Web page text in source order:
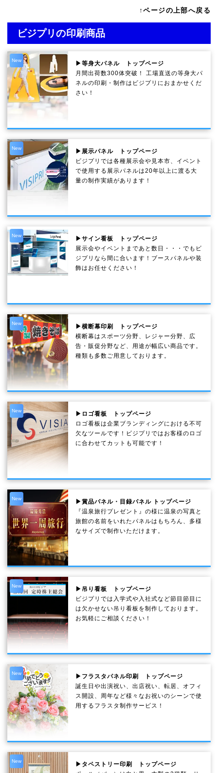
↑ページの上部へ戻る
ビジプリの印刷商品
New
▶等身大パネル トップページ
月間出荷数300体突破！ 工場直送の等身大パ
ネルの印刷・制作は ビジプリ におまかせくだ
さい！
New
▶展示パネル トップページ
ビジプリでは各種展示会や見本市、イベント
で使用する展示パネルは20年以上に渡る大
量の制作実績があります！
New
▶サイン看板 トップページ
展示会やイベントまであと数日・・・でもビ
ジプリなら間に合います！ブースパネルや装
飾はお任せください！
New
▶横断幕印刷 トップページ
横断幕はスポーツ分野、レジャー分野、広
告・販促分野など、用途が幅広い商品です。
種類も多数ご用意しております。
New
▶ロゴ看板 トップページ
ロゴ看板は企業ブランディングにおける不可
欠なツールです！ビジプリではお客様のロゴ
に合わせてカットも可能です！
New
▶賞品パネル・目録パネル トップページ
『温泉旅行プレゼント』の様に温泉の写真と
旅館の名前をいれたパネルはもちろん、多様
なサイズで制作いただけます。
New
▶吊り看板 トップページ
ビジプリでは入学式や入社式など節目節目に
は欠かせない吊り看板を制作しております。
お気軽にご相談ください！
New
▶フラスタパネル印刷 トップページ
誕生日や出演祝い、出店祝い、転居、オフィ
ス開設、周年など様々なお祝いのシーンで使
用するフラスタ制作サービス！
New
▶タペストリー印刷 トップページ